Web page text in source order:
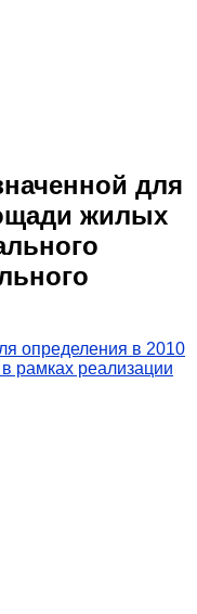
для
жилых
определения в 2010
рамках реализации